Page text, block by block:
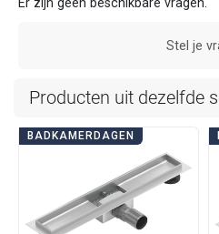
Er zijn geen beschikbare vragen.
Stel je
Producten uit dezelfde
BADKAMERDAGEN